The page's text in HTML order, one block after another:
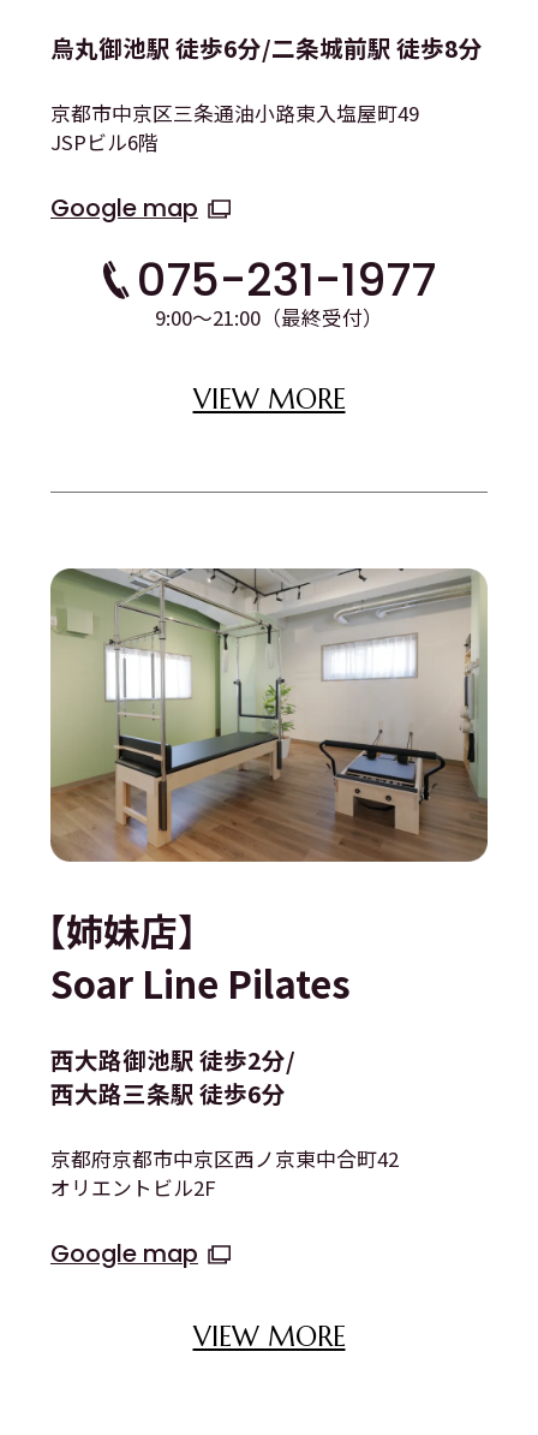
烏丸御池駅 徒歩6分/二条城前駅 徒歩8分
京都市中京区三条通油小路東入塩屋町49
JSPビル6階
Google map
075-231-1977
9:00〜21:00（最終受付）
VIEW MORE
【姉妹店】
Soar Line Pilates
西大路御池駅 徒歩2分/
西大路三条駅 徒歩6分
京都府京都市中京区西ノ京東中合町42
オリエントビル2F
Google map
VIEW MORE